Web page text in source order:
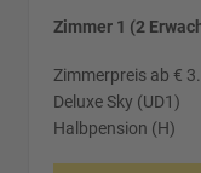
Zimmer 1 (2
Zimmerpreis ab €
Deluxe Sky (UD1)
Halbpension (H)